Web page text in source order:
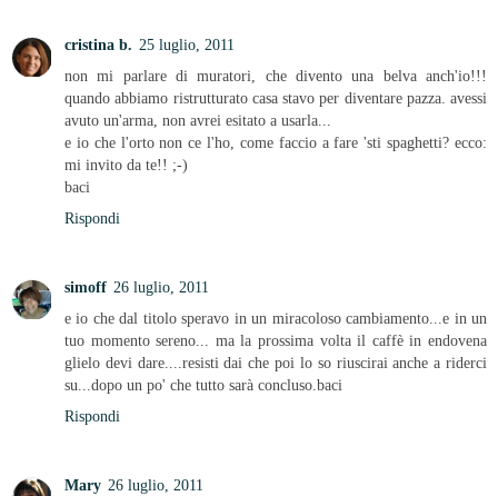
cristina b. 25 luglio, 2011
non mi parlare di muratori, che divento una belva anch'io!!!
quando abbiamo ristrutturato casa stavo per diventare pazza. avessi
avuto un'arma, non avrei esitato a usarla...
e io che l'orto non ce l'ho, come faccio a fare 'sti spaghetti? ecco:
mi invito da te!! ;-)
baci
Rispondi
simoff 26 luglio, 2011
e io che dal titolo speravo in un miracoloso cambiamento...e in un
tuo momento sereno... ma la prossima volta il caffè in endovena
glielo devi dare....resisti dai che poi lo so riuscirai anche a riderci
su...dopo un po' che tutto sarà concluso.baci
Rispondi
Mary 26 luglio, 2011